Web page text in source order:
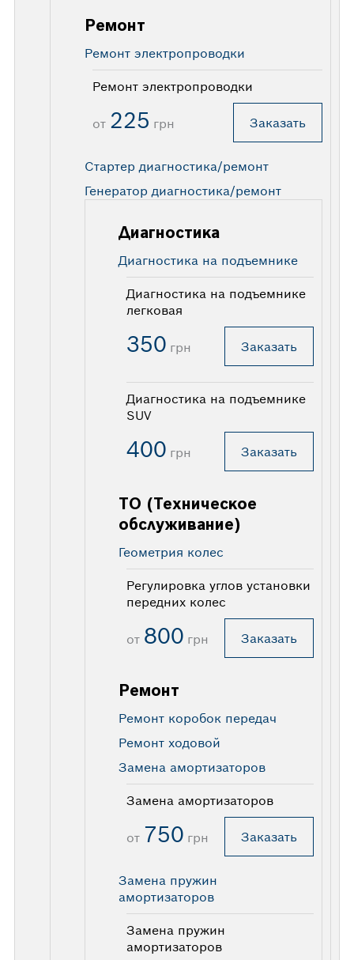
Ремонт
Ремонт электропроводки
Ремонт электропроводки
от 225 грн Заказать
Стартер диагностика/ремонт
Генератор диагностика/ремонт
Диагностика
Диагностика на подъемнике
Диагностика на подъемнике
легковая
350 грн Заказать
Диагностика на подъемнике
SUV
400 грн Заказать
ТО (Техническое
обслуживание)
Геометрия колес
Регулировка углов установки
передних колес
от 800 грн Заказать
Ремонт
Ремонт коробок передач
Ремонт ходовой
Замена амортизаторов
Замена амортизаторов
от 750 грн Заказать
Замена пружин
амортизаторов
Замена пружин
амортизаторов